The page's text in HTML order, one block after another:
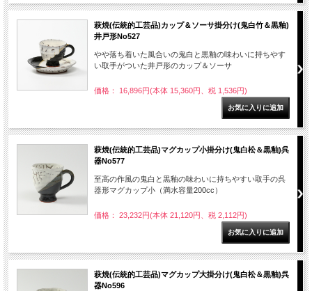
萩焼(伝統的工芸品)カップ＆ソーサ掛分け(鬼白竹＆黒釉)
井戸形No527
やや落ち着いた風合いの鬼白と黒釉の味わいに持ちやす
い取手がついた井戸形のカップ＆ソーサ
価格： 16,896円(本体 15,360円、税 1,536円)
萩焼(伝統的工芸品)マグカップ小掛分け(鬼白松＆黒釉)呉
器No577
至高の作風の鬼白と黒釉の味わいに持ちやすい取手の呉
器形マグカップ小（満水容量200cc）
価格： 23,232円(本体 21,120円、税 2,112円)
萩焼(伝統的工芸品)マグカップ大掛分け(鬼白松＆黒釉)呉
器No596